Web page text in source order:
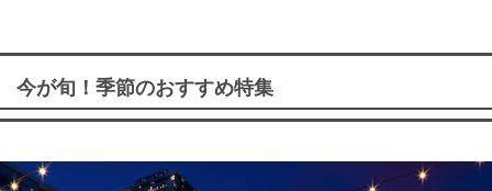
今が旬！季節のおすすめ特集